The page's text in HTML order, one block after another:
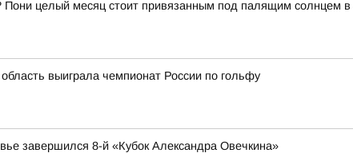
Пони целый месяц стоит привязанным под палящим солнцем
выиграла чемпионат России по гольфу
завершился 8-й «Кубок Александра Овечкина»